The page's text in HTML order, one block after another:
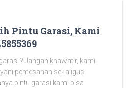
Pintu Garasi, Kami
? Jangan khawatir, kami
pemesanan sekaligus
pintu garasi kami bisa